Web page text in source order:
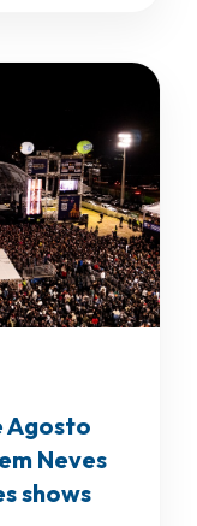
Agosto
Neves
shows